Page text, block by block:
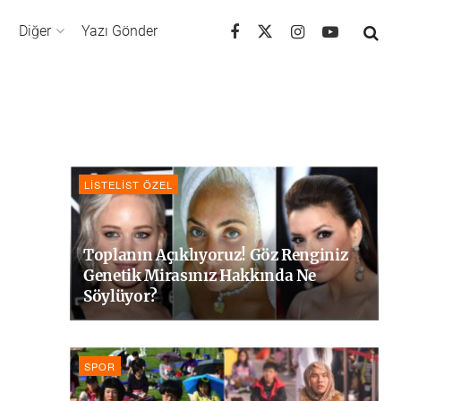
Diğer Yazı Gönder
LISTELIST ÖZEL
Toplanın Açıklıyoruz! Göz Renginiz
Genetik Mirasınız Hakkında Ne
Söylüyor?
SPOR